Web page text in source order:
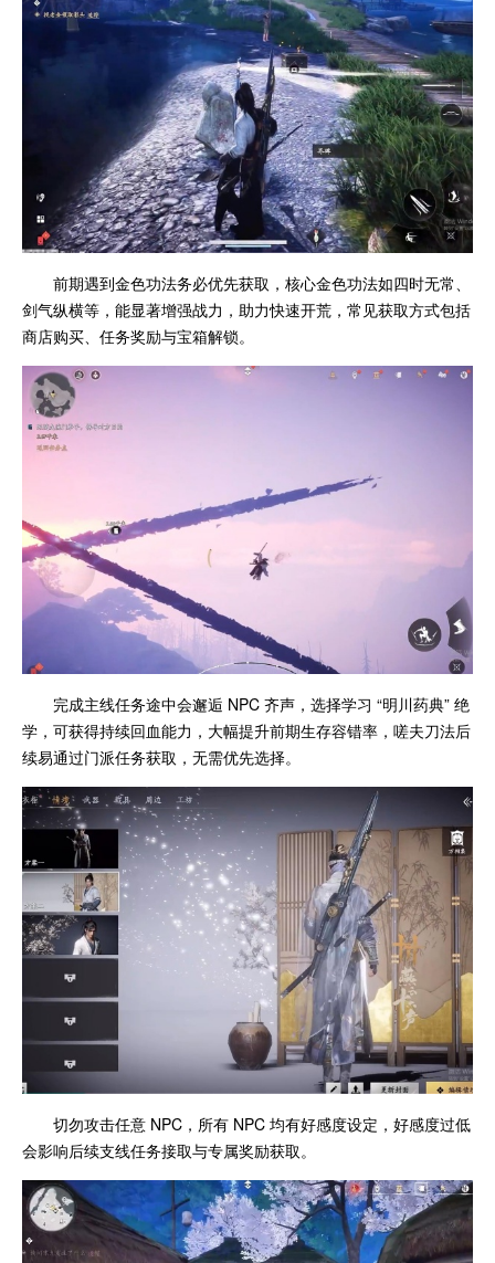
前期遇到金色功法务必优先获取，核心金色功法如四时无常、
剑气纵横等，能显著增强战力，助力快速开荒，常见获取方式包括
商店购买、任务奖励与宝箱解锁。
完成主线任务途中会邂逅 NPC 齐声，选择学习 “明川药典” 绝
学，可获得持续回血能力，大幅提升前期生存容错率，嗟夫刀法后
续易通过门派任务获取，无需优先选择。
切勿攻击任意 NPC，所有 NPC 均有好感度设定，好感度过低
会影响后续支线任务接取与专属奖励获取。